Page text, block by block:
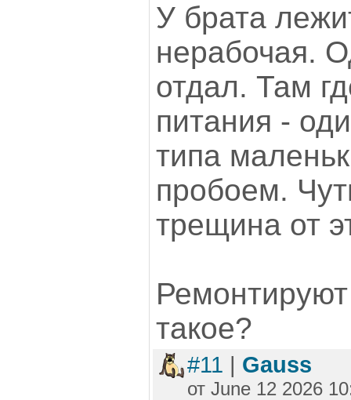
У брата
нерабочая.
отдал. Там
питания -
типа
пробоем.
трещина от
такое?
#11 | Gauss
от June 12 2026